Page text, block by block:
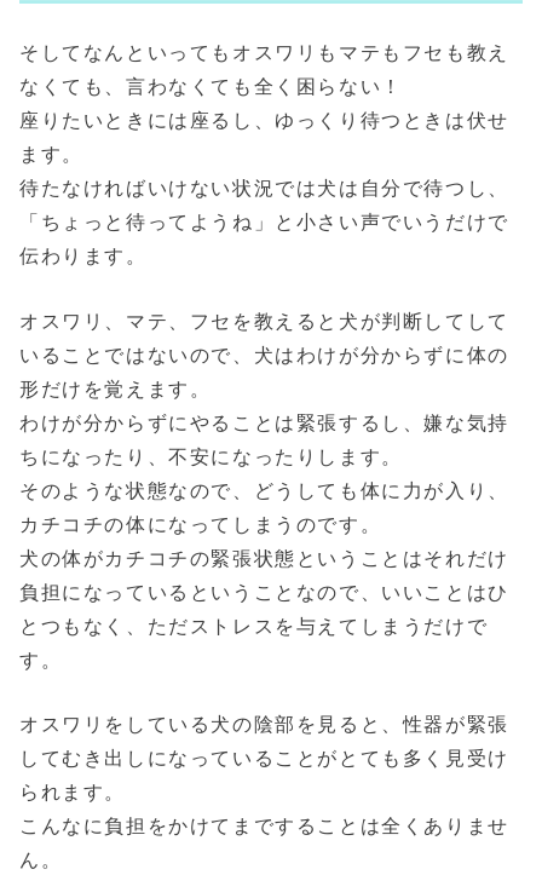
そしてなんといってもオスワリもマテもフセも教え
なくても、言わなくても全く困らない！
座りたいときには座るし、ゆっくり待つときは伏せ
ます。
待たなければいけない状況では犬は自分で待つし、
「ちょっと待ってようね」と小さい声でいうだけで
伝わります。
オスワリ、マテ、フセを教えると犬が判断してして
いることではないので、犬はわけが分からずに体の
形だけを覚えます。
わけが分からずにやることは緊張するし、嫌な気持
ちになったり、不安になったりします。
そのような状態なので、どうしても体に力が入り、
カチコチの体になってしまうのです。
犬の体がカチコチの緊張状態ということはそれだけ
負担になっているということなので、いいことはひ
とつもなく、ただストレスを与えてしまうだけで
す。
オスワリをしている犬の陰部を見ると、性器が緊張
してむき出しになっていることがとても多く見受け
られます。
こんなに負担をかけてまですることは全くありませ
ん。